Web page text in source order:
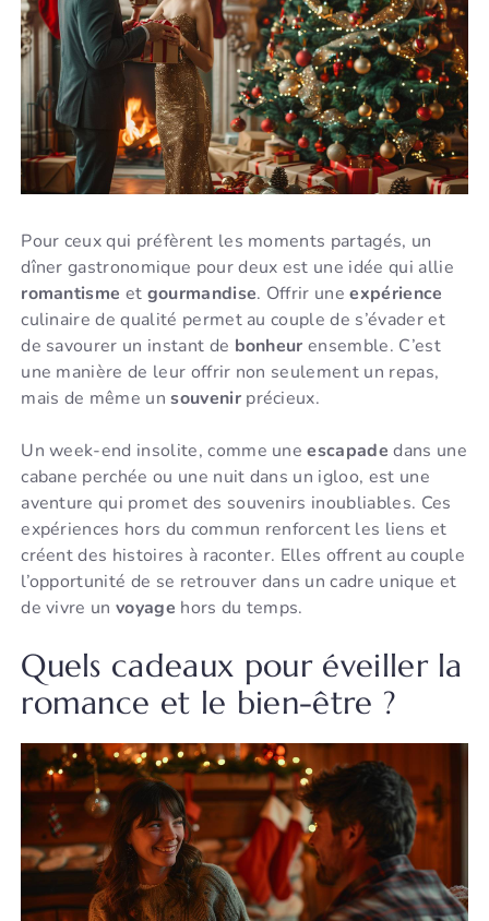
Pour ceux qui préfèrent les moments partagés, un
dîner gastronomique pour deux est une idée qui allie
romantisme et gourmandise. Offrir uneexpérience
culinaire de qualité permet au couple de s’évader et
de savourer un instant de bonheur ensemble. C’est
une manière de leur offrir non seulement un repas,
mais de même unsouvenirprécieux.
Un week-end insolite, comme uneescapade dans une
cabane perchée ou une nuit dans un igloo, est une
aventure qui promet des souvenirs inoubliables. Ces
expériences hors du commun renforcent les liens et
créent des histoires à raconter. Elles offrent au couple
l’opportunité de se retrouver dans un cadre unique et
de vivre unvoyage hors du temps.
Quels cadeaux pour éveiller la
romance et le bien-être ?